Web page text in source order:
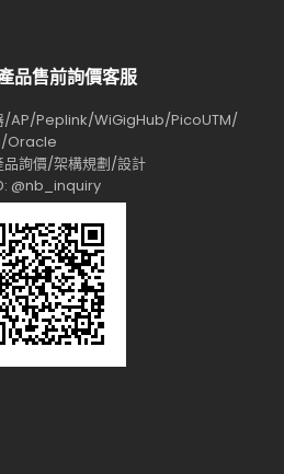
品售前詢價客服
/AP/Peplink/WiGigHub/PicoUTM/
Oracle
品詢價/架構規劃/設計
@nb_inquiry